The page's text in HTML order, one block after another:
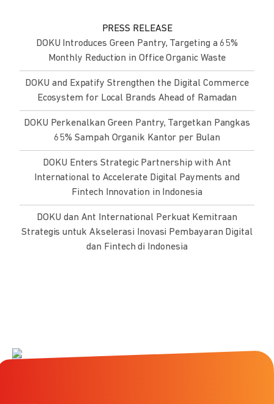
PRESS RELEASE
DOKU Introduces Green Pantry, Targeting a 65%
Monthly Reduction in Office Organic Waste
DOKU and Expatify Strengthen the Digital Commerce
Ecosystem for Local Brands Ahead of Ramadan
DOKU Perkenalkan Green Pantry, Targetkan Pangkas
65% Sampah Organik Kantor per Bulan
DOKU Enters Strategic Partnership with Ant
International to Accelerate Digital Payments and
Fintech Innovation in Indonesia
DOKU dan Ant International Perkuat Kemitraan
Strategis untuk Akselerasi Inovasi Pembayaran Digital
dan Fintech di Indonesia